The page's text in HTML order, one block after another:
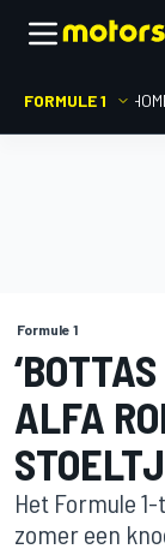
FORMULE 1
Formule 1
ALFA
Het Formule
zomer een